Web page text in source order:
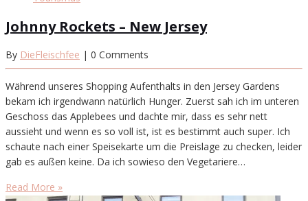
Johnny Rockets – New Jersey
By DieFleischfee | 0 Comments
Während unseres Shopping Aufenthalts in den Jersey Gardens
bekam ich irgendwann natürlich Hunger. Zuerst sah ich im unteren
Geschoss das Applebees und dachte mir, dass es sehr nett
aussieht und wenn es so voll ist, ist es bestimmt auch super. Ich
schaute nach einer Speisekarte um die Preislage zu checken, leider
gab es außen keine. Da ich sowieso den Vegetariere…
Read More »